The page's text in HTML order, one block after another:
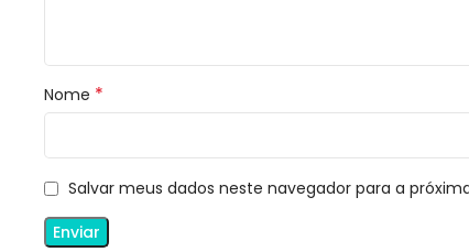
Nome *
Salvar meus dados neste navegador para a